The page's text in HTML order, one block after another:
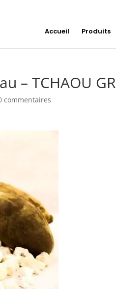
Accueil Produits
– TCHAOU
commentaires